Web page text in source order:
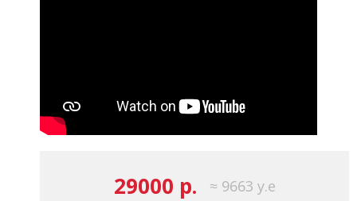
29000 р. ≈ 9663 у.е